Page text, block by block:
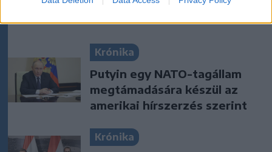
Ezek is érdekelhetik
Krónika
Putyin egy NATO-tagállam
megtámadására készül az
amerikai hírszerzés szerint
Krónika